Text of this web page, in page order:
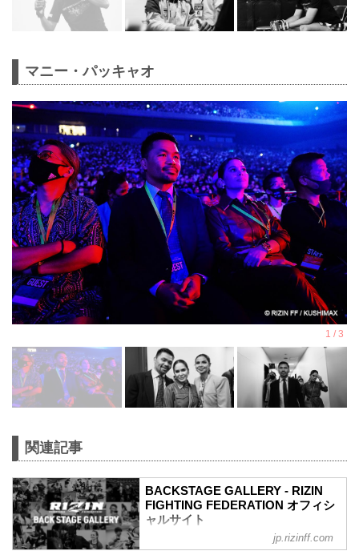
マニー・パッキャオ
関連記事
BACKSTAGE GALLERY - RIZIN
FIGHTING FEDERATION オフィシ
ャルサイト
BACKSTAGE GALLERY の記事一覧 - 格
jp.rizinff.com